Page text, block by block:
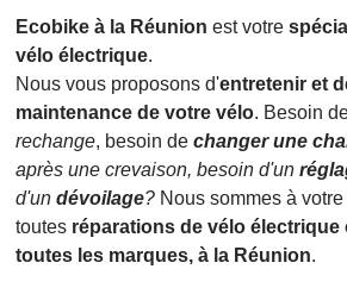
Ecobike à la Réunion est votre
vélo électrique.
Nous vous proposons d'entretenir et
maintenance de votre vélo. Besoin
rechange, besoin de changer une
après une crevaison, besoin d'un
d'un dévoilage? Nous sommes à
toutes réparations de vélo électrique
toutes les marques, à la Réunion.